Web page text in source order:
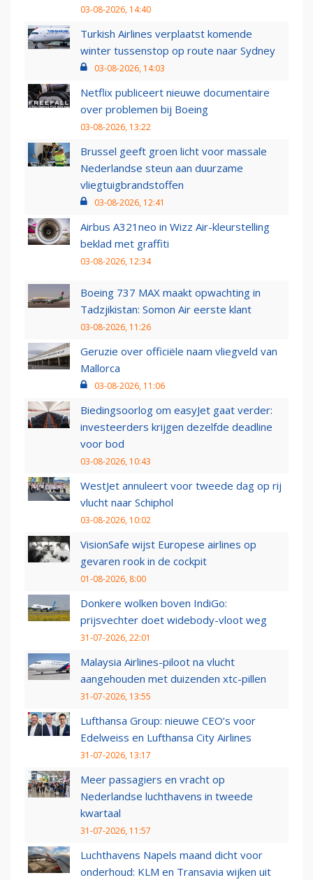
03-08-2026, 14:40
Turkish Airlines verplaatst komende
winter tussenstop op route naar Sydney
03-08-2026, 14:03
Netflix publiceert nieuwe documentaire
over problemen bij Boeing
03-08-2026, 13:22
Brussel geeft groen licht voor massale
Nederlandse steun aan duurzame
vliegtuigbrandstoffen
03-08-2026, 12:41
Airbus A321neo in Wizz Air-kleurstelling
beklad met graffiti
03-08-2026, 12:34
Boeing 737 MAX maakt opwachting in
Tadzjikistan: Somon Air eerste klant
03-08-2026, 11:26
Geruzie over officiële naam vliegveld van
Mallorca
03-08-2026, 11:06
Biedingsoorlog om easyJet gaat verder:
investeerders krijgen dezelfde deadline
voor bod
03-08-2026, 10:43
WestJet annuleert voor tweede dag op rij
vlucht naar Schiphol
03-08-2026, 10:02
VisionSafe wijst Europese airlines op
gevaren rook in de cockpit
01-08-2026, 8:00
Donkere wolken boven IndiGo:
prijsvechter doet widebody-vloot weg
31-07-2026, 22:01
Malaysia Airlines-piloot na vlucht
aangehouden met duizenden xtc-pillen
31-07-2026, 13:55
Lufthansa Group: nieuwe CEO’s voor
Edelweiss en Lufthansa City Airlines
31-07-2026, 13:17
Meer passagiers en vracht op
Nederlandse luchthavens in tweede
kwartaal
31-07-2026, 11:57
Luchthavens Napels maand dicht voor
onderhoud: KLM en Transavia wijken uit